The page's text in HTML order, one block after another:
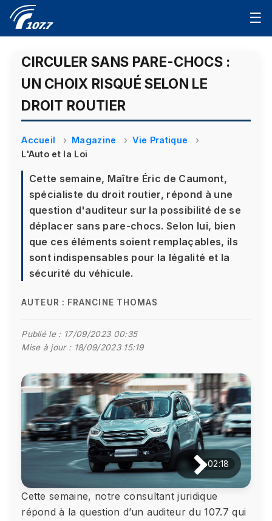
☰
CIRCULER SANS PARE-CHOCS :
UN CHOIX RISQUÉ SELON LE
DROIT ROUTIER
Accueil Magazine
Vie Pratique
L'Auto et la Loi
Cette semaine, Maître Éric de Caumont,
spécialiste du droit routier, répond à une
question d'auditeur sur la possibilité de se
déplacer sans pare-chocs. Selon lui, bien
que ces éléments soient remplaçables, ils
sont indispensables pour la légalité et la
sécurité du véhicule.
AUTEUR : FRANCINE THOMAS
Publié le : 17/09/2023 00:35
Mise à jour : 18/09/2023 15:19
02:18
Cette semaine, notre consultant juridique
répond à la question d’un auditeur du 107.7 qui